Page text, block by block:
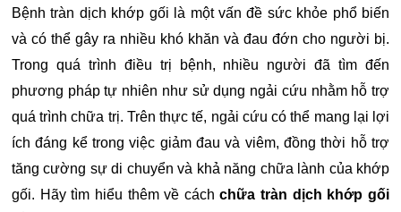
Bệnh tràn dịch khớp gối là một vấn đề sức khỏe phổ biến
và có thể gây ra nhiều khó khăn và đau đớn cho người bị.
Trong quá trình điều trị bệnh, nhiều người đã tìm đến
phương pháp tự nhiên như sử dụng ngải cứu nhằm hỗ trợ
quá trình chữa trị. Trên thực tế, ngải cứu có thể mang lại lợi
ích đáng kể trong việc giảm đau và viêm, đồng thời hỗ trợ
tăng cường sự di chuyển và khả năng chữa lành của khớp
gối. Hãy tìm hiểu thêm về cáchchữa tràn dịch khớp gối